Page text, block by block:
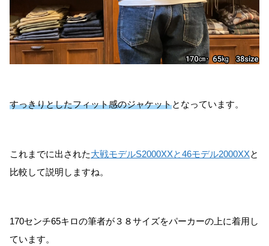
すっきりとしたフィット感のジャケットとなっています。
これまでに出された大戦モデルS2000XXと46モデル2000XXと
比較して説明しますね。
170センチ65キロの筆者が３８サイズをパーカーの上に着用し
ています。